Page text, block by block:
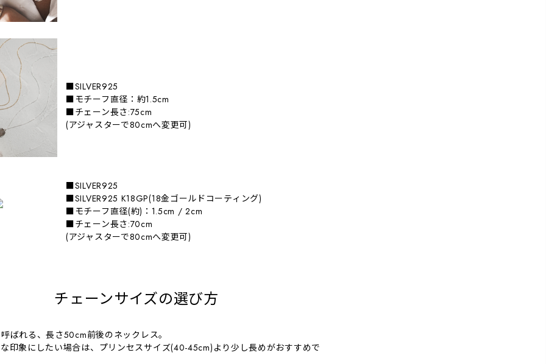
■SILVER925
■モチーフ直径：約1.5cm
■チェーン長さ:75cm
(アジャスターで80cmへ変更可)
■SILVER925
■SILVER925 K18GP(18金ゴールドコーティング)
■モチーフ直径(約)：1.5cm / 2cm
■チェーン長さ:70cm
(アジャスターで80cmへ変更可)
チェーンサイズの選び方
ばれる、長さ50cm前後のネックレス。
印象にしたい場合は、プリンセスサイズ(40-45cm)より少し長めがおすすめで